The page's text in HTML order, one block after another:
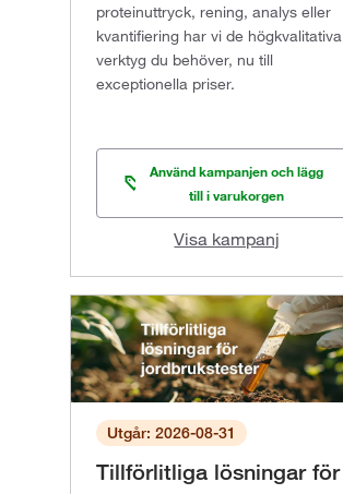
proteinuttryck, rening, analys eller
kvantifiering har vi de högkvalitativa
verktyg du behöver, nu till
exceptionella priser.
Använd kampanjen och lägg
till i varukorgen
Visa kampanj
Utgår: 2026-08-31
Tillförlitliga lösningar för